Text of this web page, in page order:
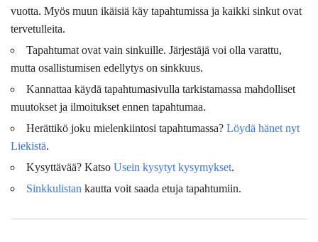
vuotta. Myös muun ikäisiä käy tapahtumissa ja kaikki sinkut ovat
tervetulleita.
Tapahtumat ovat vain sinkuille. Järjestäjä voi olla varattu,
mutta osallistumisen edellytys on sinkkuus.
Kannattaa käydä tapahtumasivulla tarkistamassa mahdolliset
muutokset ja ilmoitukset ennen tapahtumaa.
Herättikö joku mielenkiintosi tapahtumassa? Löydä hänet nyt
Liekistä.
Kysyttävää? Katso Usein kysytyt kysymykset.
Sinkkulistan kautta voit saada etuja tapahtumiin.